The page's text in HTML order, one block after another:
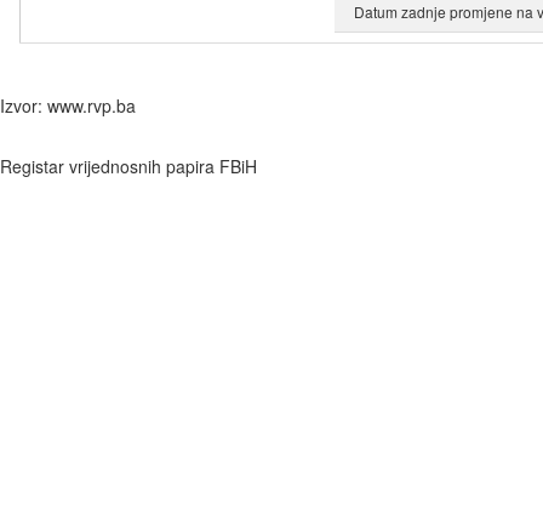
Datum zadnje promjene na
Izvor: www.rvp.ba
Registar vrijednosnih papira FBiH